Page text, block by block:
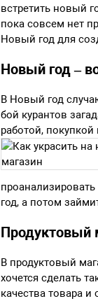
встретить новый
пока совсем нет
Новый год для
Новый год –
В Новый год
бой курантов
работой,
год, а потом
Продуктовый
В продуктовый
хочется сделать
качества товара